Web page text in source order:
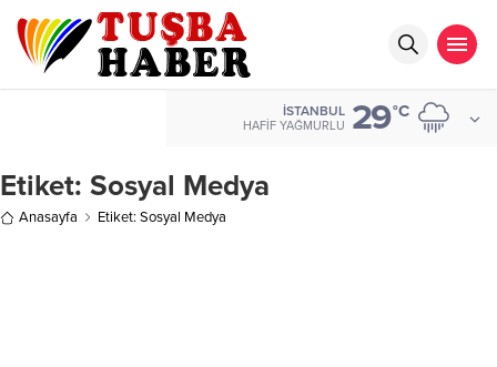
İSTANBUL
HAFIF YAĞMURLU 29°C
Etiket: Sosyal Medya
Anasayfa Etiket: Sosyal Medya